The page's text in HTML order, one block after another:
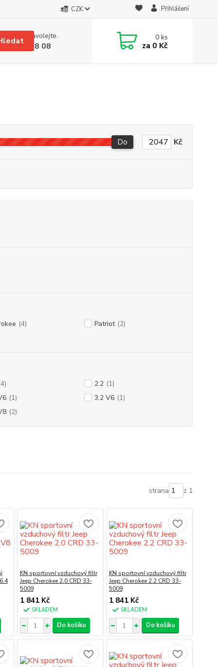
CZK Přihlášení
si rady? Zavolejte.
608 08 18 08
0ks
za 0 Kč
Do Kč
(4) Patriot (2)
2.2 (1)
(1) 3.2 V6 (1)
(2)
strana z 1
KN sportovní vzduchový filtr
Jeep Cherokee 2.0 CRD 33-
5009
1 841 Kč
SKLADEM
Do košíku
KN sportovní vzduchový filtr
Jeep Cherokee 2.2 CRD 33-
5009
1 841 Kč
SKLADEM
Do košíku